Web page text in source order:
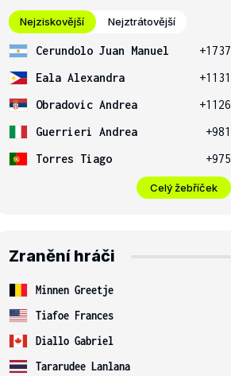
Nejziskovější Nejztrátovější
Cerundolo Juan Manuel
+1737
Eala Alexandra
+1131
Obradovic Andrea
+1126
Guerrieri Andrea
+981
Torres Tiago
+975
Celý žebříček
Zranění hráči
Minnen Greetje
Tiafoe Frances
Diallo Gabriel
Tararudee Lanlana